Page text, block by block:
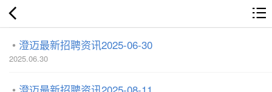
澄迈最新招聘资讯2025-06-30
2025.06.30